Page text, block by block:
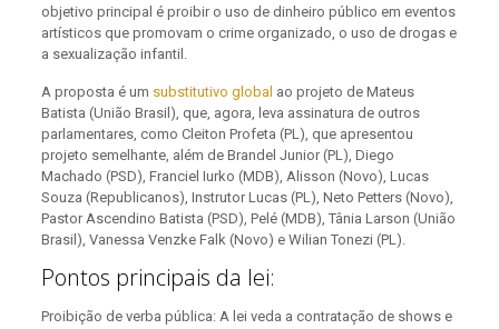
objetivo principal é proibir o uso de dinheiro público em eventos
artísticos que promovam o crime organizado, o uso de drogas e
a sexualização infantil.
A proposta é um substitutivo global ao projeto de Mateus
Batista (União Brasil), que, agora, leva assinatura de outros
parlamentares, como Cleiton Profeta (PL), que apresentou
projeto semelhante, além de Brandel Junior (PL), Diego
Machado (PSD), Franciel Iurko (MDB), Alisson (Novo), Lucas
Souza (Republicanos), Instrutor Lucas (PL), Neto Petters (Novo),
Pastor Ascendino Batista (PSD), Pelé (MDB), Tânia Larson (União
Brasil), Vanessa Venzke Falk (Novo) e Wilian Tonezi (PL).
Pontos principais da lei:
Proibição de verba pública: A lei veda a contratação de shows e